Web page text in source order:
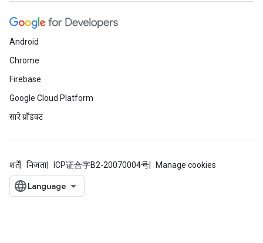
Android
Chrome
Firebase
Google Cloud Platform
सारे प्रॉडक्ट
शर्तें निजता ICP证合字B2-20070004号 Manage cookies